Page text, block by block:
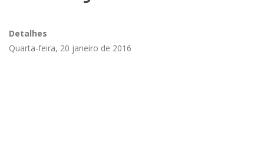
Detalhes
Quarta-feira, 20 janeiro de 2016